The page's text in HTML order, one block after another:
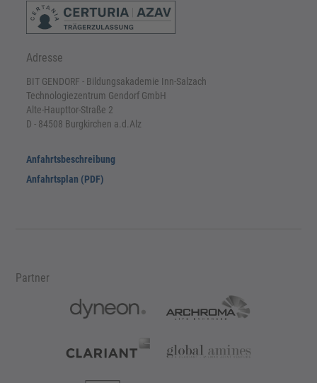
Adresse
BIT GENDORF - Bildungsakademie Inn-Salzach
Technologiezentrum Gendorf GmbH
Alte-Haupttor-Straße 2
D - 84508 Burgkirchen a.d.Alz
Anfahrtsbeschreibung
Anfahrtsplan (PDF)
Partner